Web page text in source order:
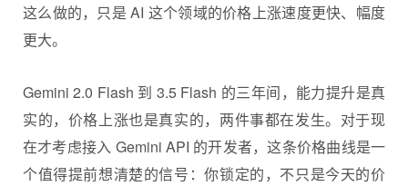
这么做的，只是 AI 这个领域的价格上涨速度更快、幅度
更大。
Gemini 2.0 Flash 到 3.5 Flash 的三年间，能力提升是真
实的，价格上涨也是真实的，两件事都在发生。对于现
在才考虑接入 Gemini API 的开发者，这条价格曲线是一
个值得提前想清楚的信号：你锁定的，不只是今天的价